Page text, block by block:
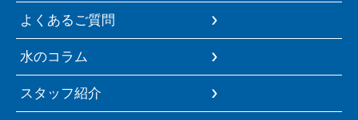
よくあるご質問
水のコラム
スタッフ紹介